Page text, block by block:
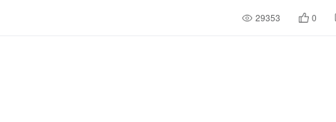
29353 0